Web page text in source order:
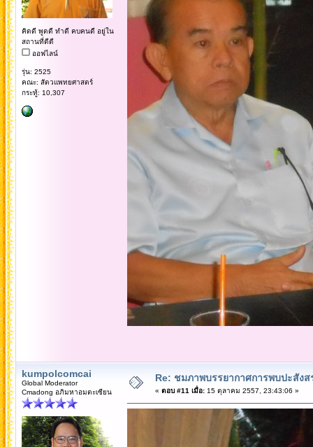
คิดดี พูดดี ทำดี คบคนดี อยู่ใน
สถานที่ดีดี
ออฟไลน์
รุ่น: 2525
คณะ: สัตวแพทยศาสตร์
กระทู้: 10,307
kumpolcomcai
Global Moderator
Cmadong อภิมหาอมตะเซียน
Re: ชมภาพบรรยากาศการพบปะสัง
« ตอบ #11 เมื่อ:15 ตุลาคม 2557, 23:43:06 »